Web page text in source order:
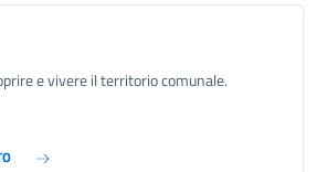
e vivere il territorio comunale.